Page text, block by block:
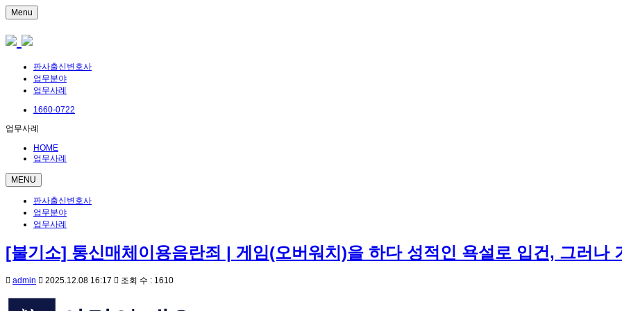
Menu
판사출신변호사
업무분야
업무사례
1660-0722
업무사례
HOME
업무사례
MENU
판사출신변호사
업무분야
업무사례
[불기소] 통신매체이용음란죄 | 게임(오버워치)을 하다 성적인 욕설로 입건, 그러나
admin 2025.12.08 16:17 조회 수 : 1610